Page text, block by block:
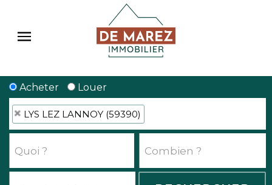
Acheter Louer
LYS LEZ LANNOY (59390)